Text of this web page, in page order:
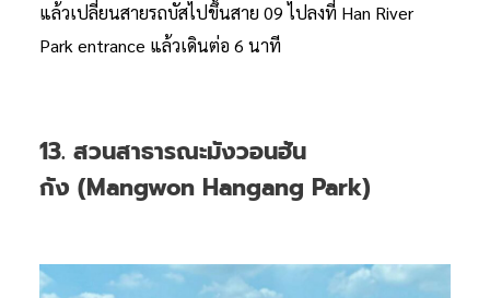
แล้วเปลี่ยนสายรถบัสไปขึ้นสาย 09 ไปลงที่ Han River
Park entrance แล้วเดินต่อ 6 นาที
13. สวนสาธารณะมังวอนฮัน
กัง (Mangwon Hangang Park)